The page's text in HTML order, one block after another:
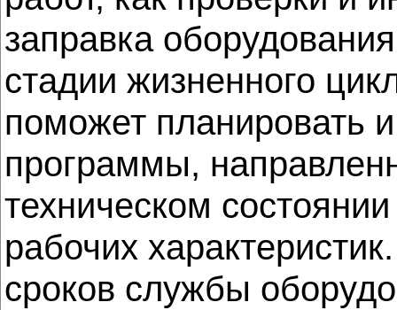
заправка
стадии жизненного
поможет планировать
программы,
техническом
рабочих
сроков службы